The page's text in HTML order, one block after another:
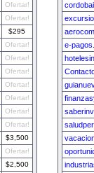
Ofertar!
Ofertar!
$295
Ofertar!
Ofertar!
Ofertar!
Ofertar!
Ofertar!
Ofertar!
Ofertar!
$3,500
Ofertar!
$2,500
e-